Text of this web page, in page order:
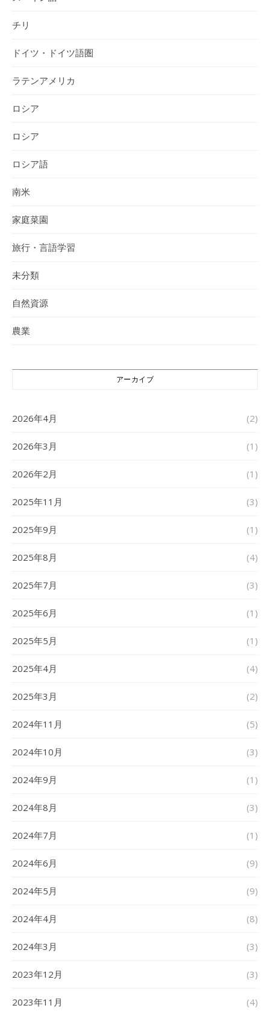
チリ
ドイツ・ドイツ語圏
ラテンアメリカ
ロシア
ロシア
ロシア語
南米
家庭菜園
旅行・言語学習
未分類
自然資源
農業
アーカイブ
2026年4月 (2)
2026年3月 (1)
2026年2月 (1)
2025年11月 (3)
2025年9月 (1)
2025年8月 (4)
2025年7月 (3)
2025年6月 (1)
2025年5月 (1)
2025年4月 (4)
2025年3月 (2)
2024年11月 (5)
2024年10月 (3)
2024年9月 (1)
2024年8月 (3)
2024年7月 (1)
2024年6月 (9)
2024年5月 (9)
2024年4月 (8)
2024年3月 (3)
2023年12月 (3)
2023年11月 (4)